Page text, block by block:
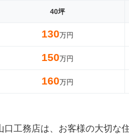
40坪
130万円
150万円
160万円
口工務店は、お客様の大切な